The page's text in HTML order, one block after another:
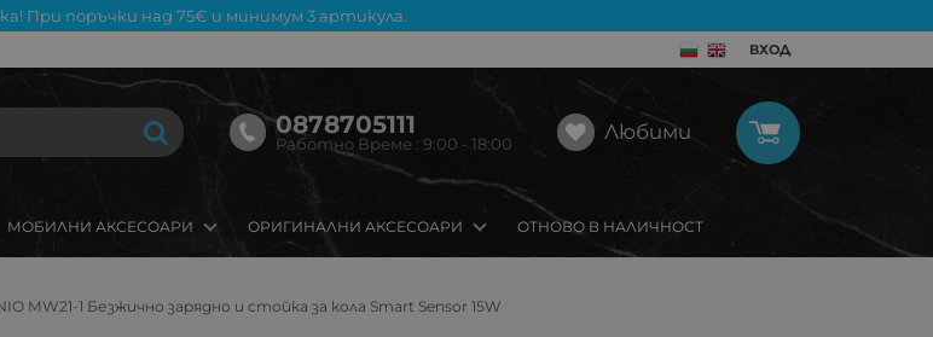
При поръчки над 75€ и минимум 3 артикула.
ВХОД
0878705111
Работно Време : 9:00 - 18:00 Любими
МОБИЛНИ АКСЕСОАРИ ОРИГИНАЛНИ АКСЕСОАРИ ОТНОВО В НАЛИЧНОСТ
MW21-1 Безжично зарядно и стойка за кола Smart Sensor 15W